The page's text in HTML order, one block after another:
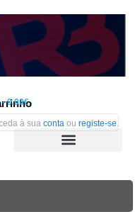
0.00€
à sua conta ou registe-se